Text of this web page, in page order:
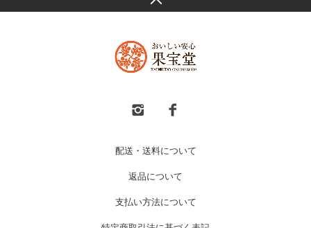
配送・送料について
返品について
支払い方法について